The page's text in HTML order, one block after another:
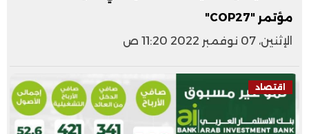
مؤتمر "COP27"
الإثنين، 07 نوفمبر 2022 11:20 ص
اقتصاد